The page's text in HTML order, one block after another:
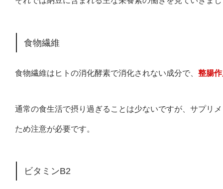
食物繊維
食物繊維はヒトの消化酵素で消化されない成分で、 整腸
通常の食生活で摂り過ぎることは少ないですが、サプリ
ため注意が必要です。
ビタミンB2